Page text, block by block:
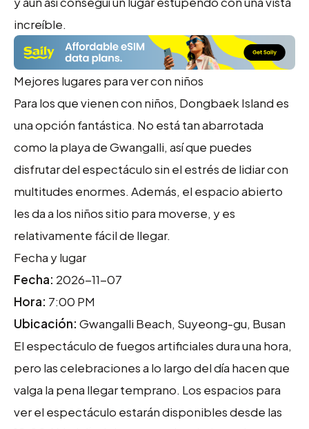
increíble.
Mejores lugares para ver con niños
Para los que vienen con niños, Dongbaek Island es
una opción fantástica. No está tan abarrotada
como la playa de Gwangalli, así que puedes
disfrutar del espectáculo sin el estrés de lidiar con
multitudes enormes. Además, el espacio abierto
les da a los niños sitio para moverse, y es
relativamente fácil de llegar.
Fecha y lugar
Fecha: 2026-11-07
Hora: 7:00 PM
Ubicación: Gwangalli Beach, Suyeong-gu, Busan
El espectáculo de fuegos artificiales dura una hora,
pero las celebraciones a lo largo del día hacen que
valga la pena llegar temprano. Los espacios para
ver el espectáculo estarán disponibles desde las